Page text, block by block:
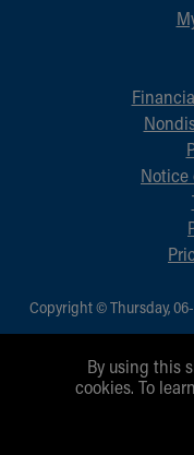
Notice
Copyright © Thursday, 06-
By using this
cookies. To